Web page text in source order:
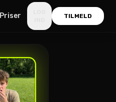
Priser TILMELD